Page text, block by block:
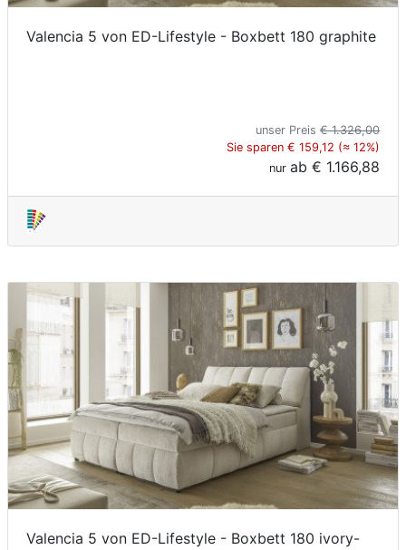
Valencia 5 von ED-Lifestyle - Boxbett 180 graphite
unser Preis € 1.326,00
Sie sparen € 159,12 (≈ 12%)
nur ab € 1.166,88
Valencia 5 von ED-Lifestyle - Boxbett 180 ivory-